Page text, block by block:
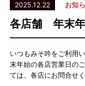
2025.12.22 お知
各店舗 年末
いつもみそ吟をご利用
末年始の各店営業日の
ては、各店にお問合せく